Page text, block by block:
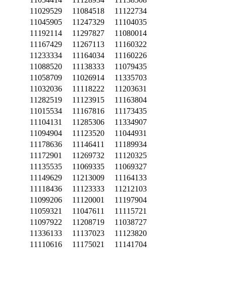
11029529
11084518
11122734
11045905
11247329
11104035
11192114
11297827
11080014
11167429
11267113
11160322
11233334
11164034
11160226
11088520
11138333
11079435
11058709
11026914
11335703
11032036
11118222
11203631
11282519
11123915
11163804
11015534
11167816
11173435
11104131
11285306
11334907
11094904
11123520
11044931
11178636
11146411
11189934
11172901
11269732
11120325
11135535
11069335
11069327
11149629
11213009
11164133
11118436
11123333
11212103
11099206
11120001
11197904
11059321
11047611
11115721
11097922
11208719
11038727
11336133
11137023
11123820
11110616
11175021 11141704